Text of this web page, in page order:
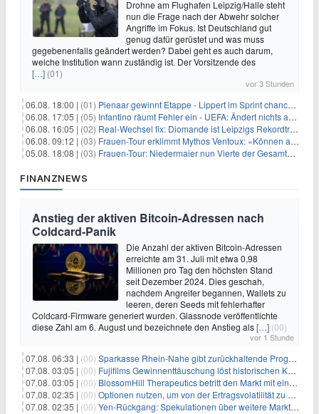
Drohne am Flughafen Leipzig/Halle steht
nun die Frage nach der Abwehr solcher
Angriffe im Fokus. Ist Deutschland gut
genug dafür gerüstet und was muss
gegebenenfalls geändert werden? Dabei geht es auch darum,
welche Institution wann zuständig ist. Der Vorsitzende des
[…] (01)
vor 3 Stunden
06.08. 18:00 | (01) Pienaar gewinnt Etappe - Lippert im Sprint chancenlos
06.08. 17:05 | (05) Infantino räumt Fehler ein - UEFA: Ändert nichts an Boykott
06.08. 16:05 | (02) Real-Wechsel fix: Diomande ist Leipzigs Rekordtransfer
06.08. 09:12 | (03) Frauen-Tour erklimmt Mythos Ventoux: «Können alles schaffen»
05.08. 18:08 | (03) Frauen-Tour: Niedermaier nun Vierte der Gesamtwertung
FINANZNEWS
Anstieg der aktiven Bitcoin-Adressen nach
Coldcard-Panik
Die Anzahl der aktiven Bitcoin-Adressen
erreichte am 31. Juli mit etwa 0,98
Millionen pro Tag den höchsten Stand
seit Dezember 2024. Dies geschah,
nachdem Angreifer begannen, Wallets zu
leeren, deren Seeds mit fehlerhafter
Coldcard-Firmware generiert wurden. Glassnode veröffentlichte
diese Zahl am 6. August und bezeichnete den Anstieg als[…] (00)
vor 1 Stunde
07.08. 06:33 | (00) Sparkasse Rhein-Nahe gibt zurückhaltende Prognose
07.08. 03:05 | (00) Fujifilms Gewinnenttäuschung löst historischen Kursrückgang aus
07.08. 03:05 | (00) BlossomHill Therapeutics betritt den Markt mit einem IPO-Boost von 150 Millionen Dollar
07.08. 02:35 | (00) Optionen nutzen, um von der Ertragsvolatilität zu profitieren
07.08. 02:35 | (00) Yen-Rückgang: Spekulationen über weitere Marktinterventionen nehmen zu